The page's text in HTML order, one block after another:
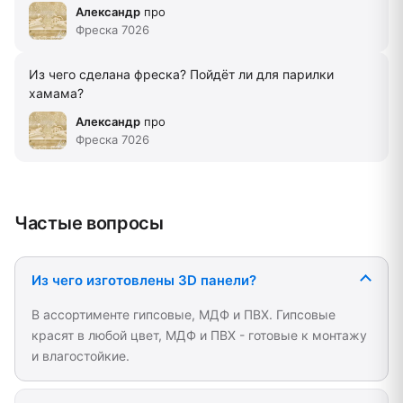
Александр про
Фреска 7026
Из чего сделана фреска? Пойдёт ли для парилки
хамама?
Александр про
Фреска 7026
Частые вопросы
Из чего изготовлены 3D панели?
В ассортименте гипсовые, МДФ и ПВХ. Гипсовые
красят в любой цвет, МДФ и ПВХ - готовые к монтажу
и влагостойкие.